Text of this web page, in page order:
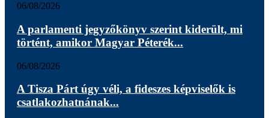
06/08/2026
A parlamenti jegyzőkönyv szerint kiderült, mi
történt, amikor Magyar Péterék...
06/08/2026
A Tisza Párt úgy véli, a fideszes képviselők is
csatlakozhatnának...